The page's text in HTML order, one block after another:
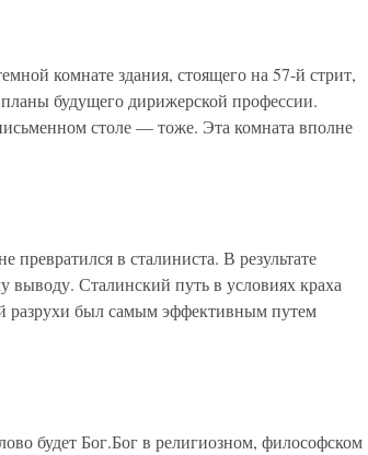
комнате здания, стоящего на 57-й стрит,
будущего дирижерской профессии.
столе — тоже. Эта комната вполне
в сталиниста. В результате
Сталинский путь в условиях краха
разрухи был самым эффективным путем
будет Бог.Бог в религиозном, философском